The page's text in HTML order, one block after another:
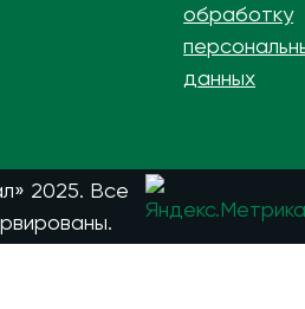
обработку
данных
2025. Все